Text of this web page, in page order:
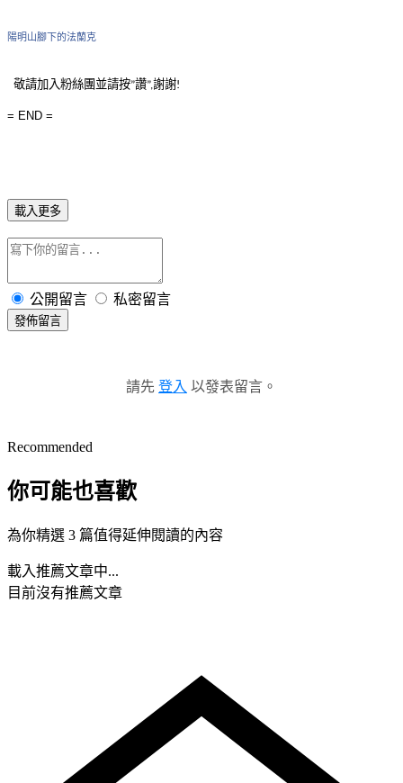
陽明山腳下的法蘭克
敬請加入粉絲團並請按”讚”,謝謝!
= END =
載入更多
公開留言 私密留言
發佈留言
請先 登入 以發表留言。
Recommended
你可能也喜歡
為你精選 3 篇值得延伸閱讀的內容
載入推薦文章中...
目前沒有推薦文章